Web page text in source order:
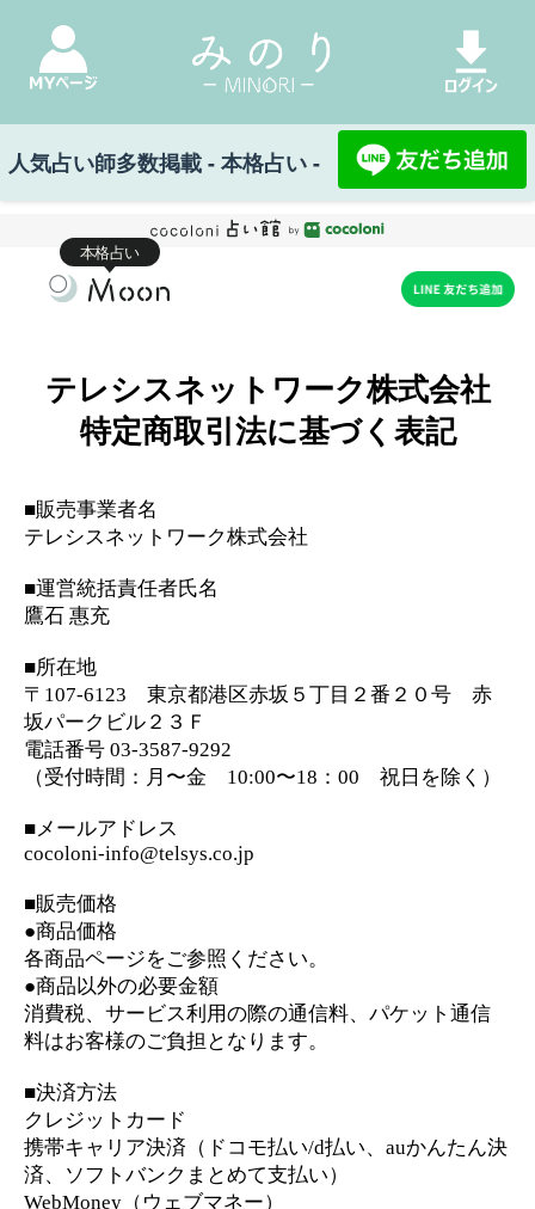
テレシスネットワーク株式会社
特定商取引法に基づく表記
テレシスネットワーク株式会社
■運営統括責任者氏名
〒107-6123 東京都港区赤坂５丁目２番２０号 赤
坂パークビル２３Ｆ
電話番号 03-3587-9292
■メールアドレス
cocoloni-info@telsys.co.jp
●商品価格
各商品ページをご参照ください。
●商品以外の必要金額
消費税、サービス利用の際の通信料、パケット通信
料はお客様のご負担となります。
■決済方法
携帯キャリア決済（ドコモ払い/d払い、auかんたん決
済、ソフトバンクまとめて支払い）
WebMoney（ウェブマネー）
■支払期限
クレジットカードの場合：カード会社の会員規約に
おいて定められた振替日
WebMoney（ウェブマネー）の場合：決済確定時
携帯キャリア決済の場合：各携帯キャリアの会員規
約において定められた支払日
AmazonPayの場合：AmazonPayサービスの会員規約
において定められた支払日
■返品・交換
商品の性質上、ご入金後の返品・返金は致しかねま
す。あらかじめご了承ください。
Copyright Telsys Network CO.,LTD.